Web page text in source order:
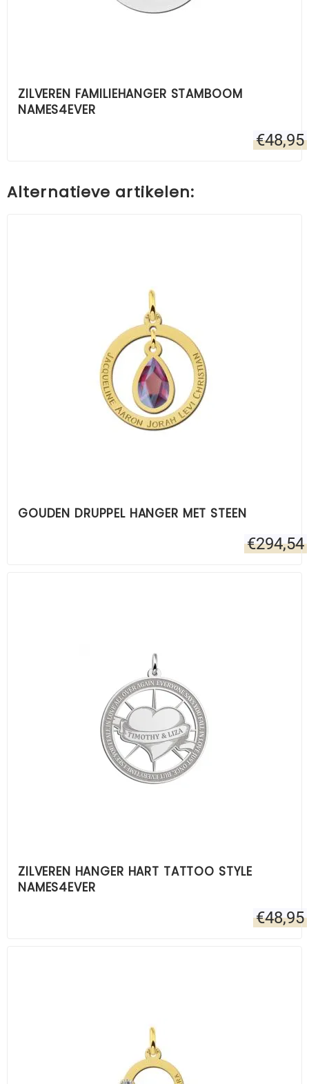
ZILVEREN FAMILIEHANGER STAMBOOM
NAMES4EVER
€48,95
Alternatieve artikelen:
GOUDEN DRUPPEL HANGER MET STEEN
€294,54
ZILVEREN HANGER HART TATTOO STYLE
NAMES4EVER
€48,95